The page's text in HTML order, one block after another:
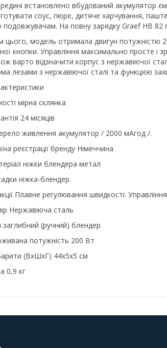
встановлено вбудований акумулятор
соус, пюре, дитяче харчування,
подовжувачам. На повну зарядку Graef HB 82
цього, модель отримала двигун потужністю
кнопки. Управління максимально просте і
варто відзначити корпус з нержавіючої
лезами з нержавіючої сталі та функцією
мірна склянка
24 місяців
живлення акумулятор / 2000 мАгод /.
реєстрації бренду Німеччина
ніжки блендера метал
ніжка-блендер.
Плавне регулювання швидкості.
Нержавіюча сталь
заглибний (ручний) блендер
потужність 200 Вт
(ВхШхГ) 44x5x5 см
0,9 кг